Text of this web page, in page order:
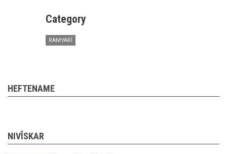
Category
RAMYARÎ
HEFTENAME
NIVÎSKAR